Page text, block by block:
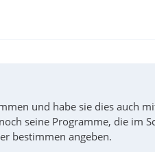
und habe sie dies auch
seine Programme, die im
bestimmen angeben.